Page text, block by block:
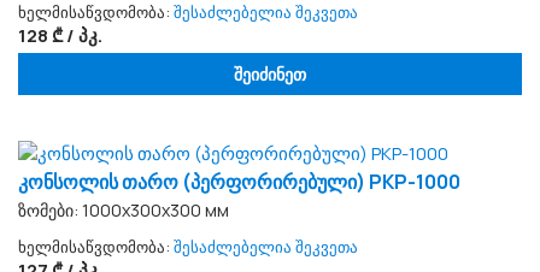
ხელმისაწვდომობა: შესაძლებელია შეკვეთა
128 ₾ / პკ.
შეიძინეთ
კონსოლის თარო (პერფორირებული) PKP-1000
ზომები: 1000x300x300 мм
ხელმისაწვდომობა: შესაძლებელია შეკვეთა